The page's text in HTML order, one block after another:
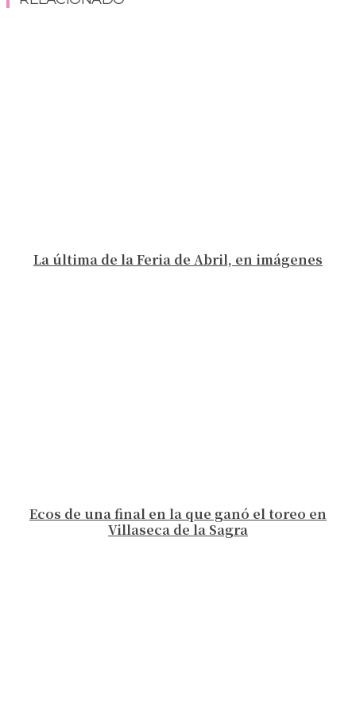
La última de la Feria de Abril, en imágenes
Ecos de una final en la que ganó el toreo en
Villaseca de la Sagra